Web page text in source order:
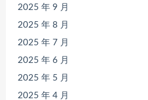
2025 年 9 月
2025 年 8 月
2025 年 7 月
2025 年 6 月
2025 年 5 月
2025 年 4 月